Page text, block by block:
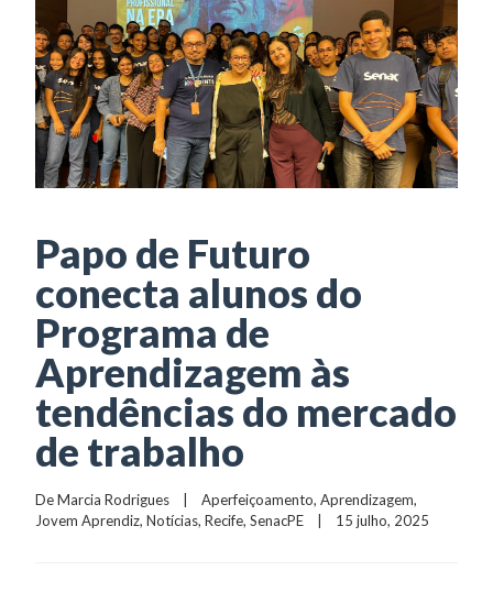
Papo de Futuro
conecta alunos do
Programa de
Aprendizagem às
tendências do mercado
de trabalho
De Marcia Rodrigues
    |
Aperfeiçoamento, Aprendizagem
Jovem Aprendiz, Notícias, Recife, SenacPE
    |    15 julho, 2025